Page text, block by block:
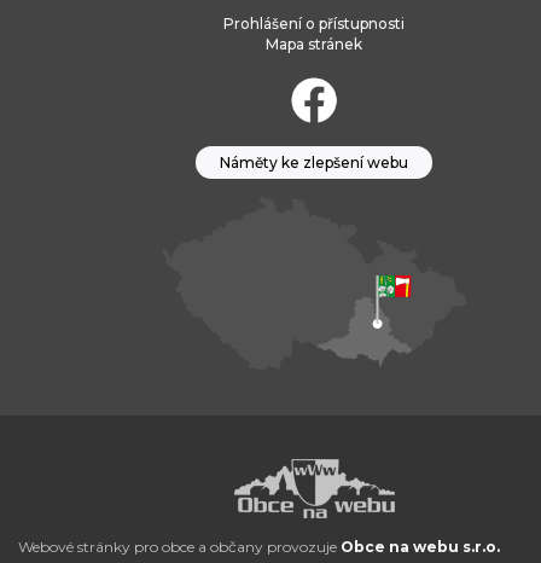
Prohlášení o přístupnosti
Mapa stránek
Náměty ke zlepšení webu
Webové stránky pro obce a občany provozuje Obce na webu s.r.o.